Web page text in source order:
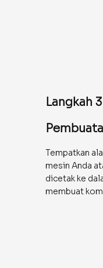
Langkah 3
Tempatkan
mesin Anda
dicetak ke
membuat